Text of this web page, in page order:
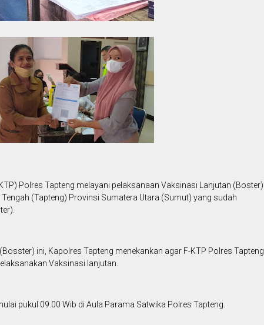
Polres Tapteng melayani pelaksanaan Vaksinasi Lanjutan (Boster)
(Tapteng) Provinsi Sumatera Utara (Sumut) yang sudah
ini, Kapolres Tapteng menekankan agar F-KTP Polres Tapteng
Vaksinasi lanjutan.
pukul 09.00 Wib di Aula Parama Satwika Polres Tapteng.